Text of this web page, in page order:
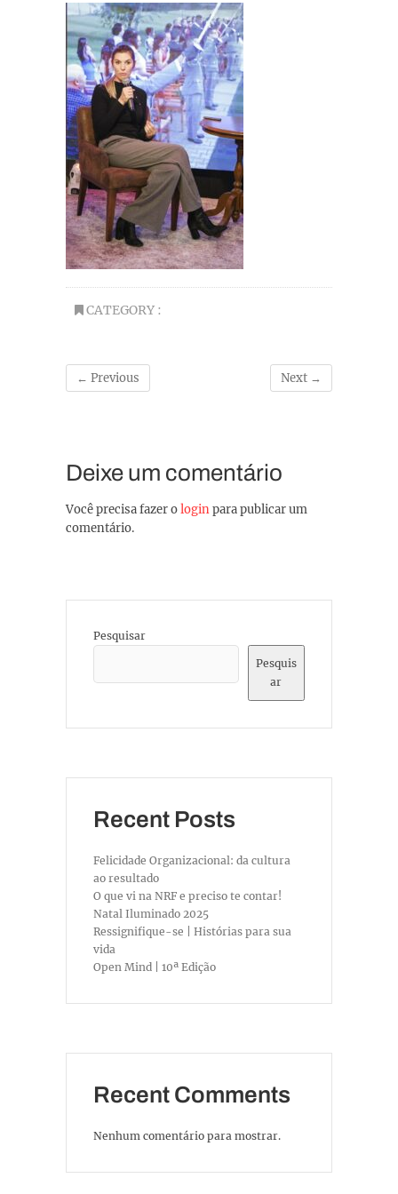
CATEGORY :
← Previous Next →
Deixe um comentário
Você precisa fazer ologinpara publicar um
comentário.
Pesquisar
Pesquis
ar
Recent Posts
Felicidade Organizacional: da cultura
ao resultado
O que vi na NRF e preciso te contar!
Natal Iluminado 2025
Ressignifique-se | Histórias para sua
vida
Open Mind | 10ª Edição
Recent Comments
Nenhum comentário para mostrar.